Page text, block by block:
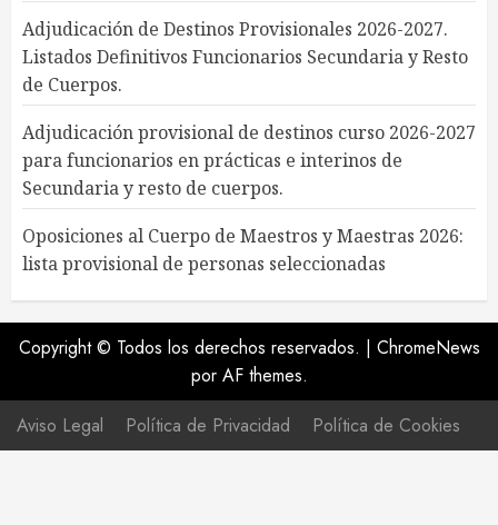
Adjudicación de Destinos Provisionales 2026-2027.
Listados Definitivos Funcionarios Secundaria y Resto
de Cuerpos.
Adjudicación provisional de destinos curso 2026-2027
para funcionarios en prácticas e interinos de
Secundaria y resto de cuerpos.
Oposiciones al Cuerpo de Maestros y Maestras 2026:
lista provisional de personas seleccionadas
Copyright © Todos los derechos reservados. | ChromeNews
por AF themes.
Aviso Legal
Política de Privacidad Política de Cookies